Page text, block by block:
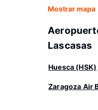
Mostrar mapa
Lascasas
Huesca (HSK)
Zaragoza Air